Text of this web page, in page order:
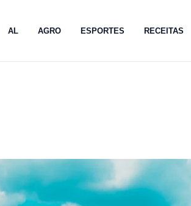
AL AGRO ESPORTES RECEITAS